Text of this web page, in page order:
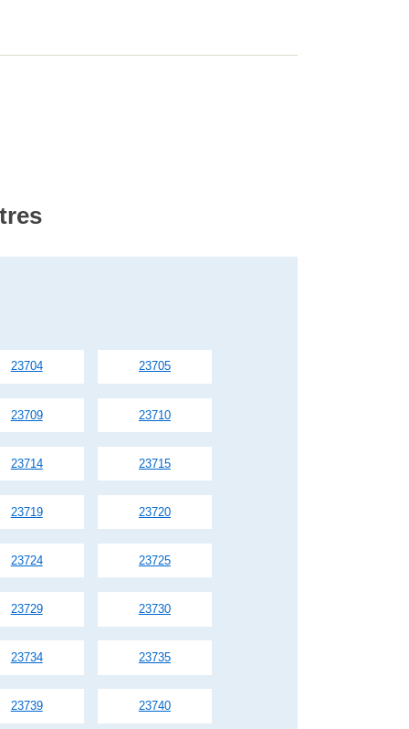
23704 23705
23709 23710
23714 23715
23719 23720
23724 23725
23729 23730
23734 23735
23739 23740